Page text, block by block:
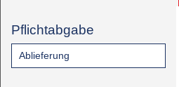
Pflichtabgabe
Ablieferung